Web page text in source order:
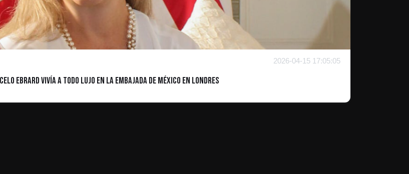
2026-04-15 17:05:05
Ebrard vivía a todo lujo en la embajada de México en Londres